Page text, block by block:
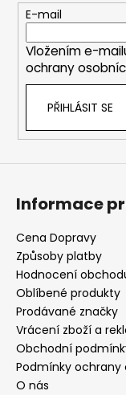
E-mail
Vložením e-
ochrany
PŘIHLÁSIT SE
Informace
Cena Dopravy
Způsoby platby
Hodnocení
Oblíbené produkty
Prodávané značky
Vrácení zboží a
Obchodní
Podmínky ochrany
O nás